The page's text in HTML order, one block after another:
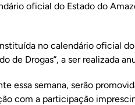
oficial do Estado do
no calendário oficial
de Drogas”, a ser realizada
essa semana, serão
com a participação